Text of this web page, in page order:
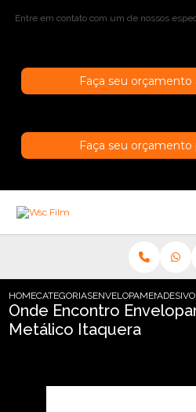
Entre em contato com um de nossos
Faça seu
Faça seu
HOMECATEGORIASENVELOPAMENTO
Onde Encontro
Metálico Itaquera